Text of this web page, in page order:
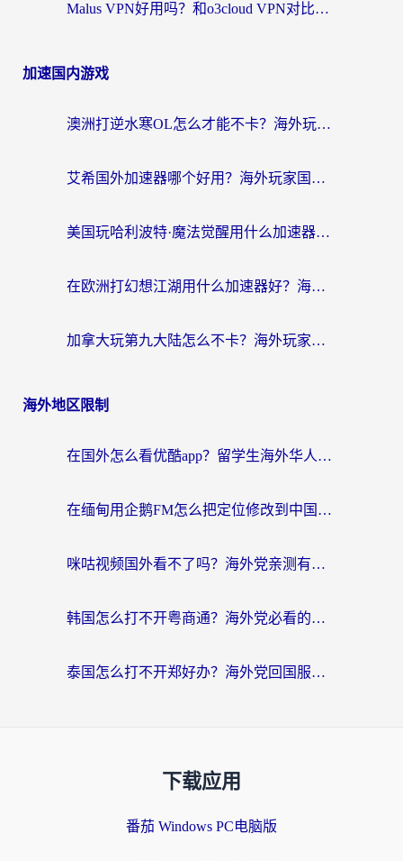
Malus VPN好用吗？和o3cloud VPN对比哪个回国效果更好？
加速国内游戏
澳洲打逆水寒OL怎么才能不卡？海外玩家国服游戏加速终极指南（附梦幻模拟战地铁跑酷解决办法）
艾希国外加速器哪个好用？海外玩家国服游戏畅玩终极指南（附欧洲玩鸣潮街头篮球实测）
美国玩哈利波特·魔法觉醒用什么加速器？告别延迟的终极指南（含免费QQ炫舞方案+印尼妄想山海秘籍）
在欧洲打幻想江湖用什么加速器好？海外玩家国服游戏畅玩指南
加拿大玩第九大陆怎么不卡？海外玩家国服游戏加速全攻略（附足球世界萤火突击实测）
海外地区限制
在国外怎么看优酷app？留学生海外华人必看的无限制追剧指南
在缅甸用企鹅FM怎么把定位修改到中国国内？海外党解决地域限制的实用指南
咪咕视频国外看不了吗？海外党亲测有效的回国加速解决方案
韩国怎么打不开粤商通？海外党必看的回国加速器选择指南（附加拿大农行俄罗斯有缘网解决方案）
泰国怎么打不开郑好办？海外党回国服务+影音追剧全搞定的实用指南
下载应用
番茄 Windows PC电脑版